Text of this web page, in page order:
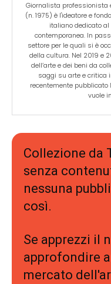
Giornalista professionista
(n. 1975) è l'ideatore e
italiano dedicato al
contemporanea. In
settore per le quali si è
della cultura. Nel 2019 e
dell’arte e dei beni da
saggi su arte e critica
recentemente pubblicato
vuole
Collezione da
senza
nessuna
così.
Se apprezzi il
approfondire
mercato